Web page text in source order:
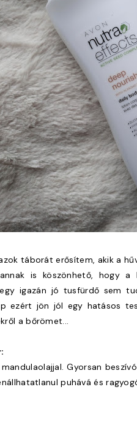
táborát erősítem, akik a
is köszönhető, hogy a
igazán jó tusfürdő sem
ezért jön jól egy hatásos
a bőrömet...
Gyorsan
puhává és